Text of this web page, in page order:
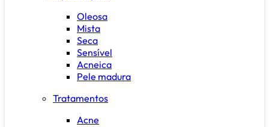
Oleosa
Mista
Seca
Sensível
Acneica
Pele madura
Tratamentos
Acne